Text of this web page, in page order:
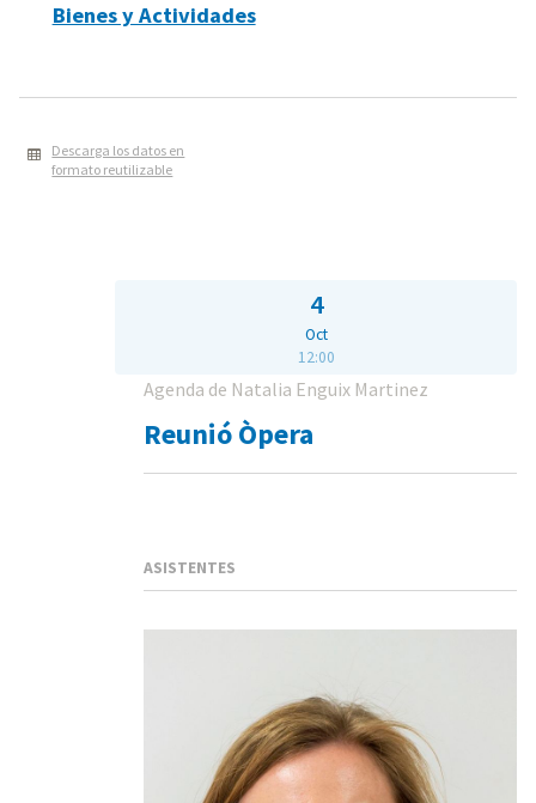
Bienes y Actividades
Descarga los datos en
formato reutilizable
4
Oct
12:00
Agenda de Natalia Enguix Martinez
Reunió Òpera
ASISTENTES